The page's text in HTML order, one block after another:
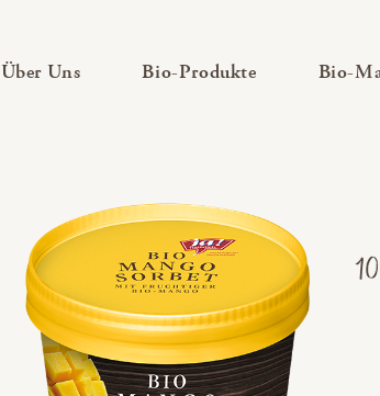
Über Uns— Untermenü ausklappen
Bio-Produkte— Untermenü
Bio-